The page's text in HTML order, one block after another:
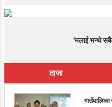
‘मलाई भन्थे
ताजा
गाउँपालिका